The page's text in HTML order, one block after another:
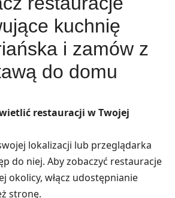
kuchnię
i zamów z
do domu
restauracji w Twojej
lokalizacji lub przeglądarka
do niej. Aby zobaczyć restauracje
okolicy, włącz udostępnianie
stronę.